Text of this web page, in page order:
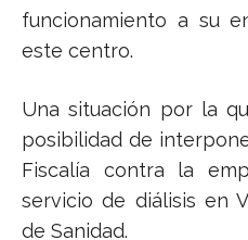
funcionamiento a su
este centro.
Una situación por la
posibilidad de
Fiscalía contra la
servicio de diálisis en
de Sanidad.